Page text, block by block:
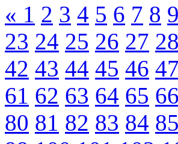
« 1 2 3 4 5 6 7 8 9
23 24 25 26 27 28
42 43 44 45 46 47
61 62 63 64 65 66
80 81 82 83 84 85